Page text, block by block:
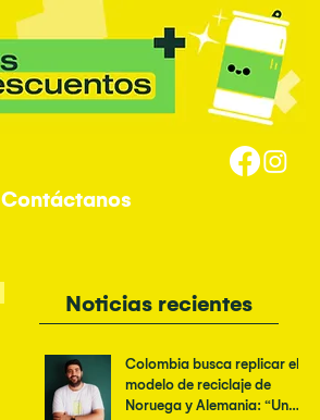
Contáctanos
Noticias recientes
Colombia busca replicar el
modelo de reciclaje de
Noruega y Alemania: “Un